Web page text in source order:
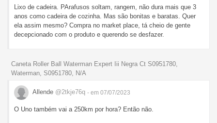
Lixo de cadeira. PArafusos soltam, rangem, não dura mais que 3
anos como cadeira de cozinha. Mas são bonitas e baratas. Quer
ela assim mesmo? Compra no market place, tá cheio de gente
decepcionado com o produto e querendo se desfazer.
Caneta Roller Ball Waterman Expert Iii Negra Ct S0951780,
Waterman, S0951780, N/A
Allende @2tkje76q - em 07/07/2023
O Uno também vai a 250km por hora? Então não.